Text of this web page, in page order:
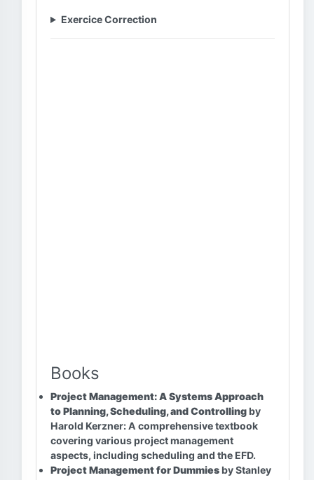
Exercice Correction
Books
Project Management: A Systems Approach
to Planning, Scheduling, and Controlling by
Harold Kerzner: A comprehensive textbook
covering various project management
aspects, including scheduling and the EFD.
Project Management for Dummies by Stanley